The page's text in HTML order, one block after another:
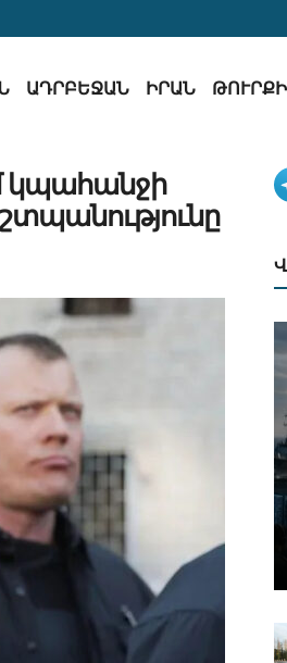
ԱԴՐԲԵՋԱՆ ԻՐԱՆ
կպահանջի